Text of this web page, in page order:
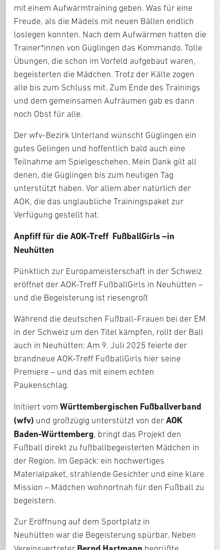
mit einem Aufwärmtraining geben. Was für eine
Freude, als die Mädels mit neuen Bällen endlich
loslegen konnten. Nach dem Aufwärmen hatten die
Trainer*innen von Güglingen das Kommando. Tolle
Übungen, die schon im Vorfeld aufgebaut waren,
begeisterten die Mädchen. Trotz der Kälte zogen
alle bis zum Schluss mit. Zum Ende des Trainings
und dem gemeinsamen Aufräumen gab es dann
noch Obst für alle.
Der wfv-Bezirk Unterland wünscht Güglingen ein
gutes Gelingen und hoffentlich bald auch eine
Teilnahme am Spielgeschehen. Mein Dank gilt all
denen, die Güglingen bis zum heutigen Tag
unterstützt haben. Vor allem aber natürlich der
AOK, die das unglaubliche Trainingspaket zur
Verfügung gestellt hat.
Anpfiff für die AOK-Treff FußballGirls –in
Neuhütten
Pünktlich zur Europameisterschaft in der Schweiz
eröffnet der AOK-Treff FußballGirls in Neuhütten –
und die Begeisterung ist riesengroß
Während die deutschen Fußball-Frauen bei der EM
in der Schweiz um den Titel kämpfen, rollt der Ball
auch in Neuhütten: Am 9. Juli 2025 feierte der
brandneue AOK-Treff FußballGirls hier seine
Premiere – und das mit einem echten
Paukenschlag.
Initiiert vom Württembergischen Fußballverband
(wfv) und großzügig unterstützt von der AOK
Baden-Württemberg, bringt das Projekt den
Fußball direkt zu fußballbegeisterten Mädchen in
der Region. Im Gepäck: ein hochwertiges
Materialpaket, strahlende Gesichter und eine klare
Mission – Mädchen wohnortnah für den Fußball zu
begeistern.
Zur Eröffnung auf dem Sportplatz in
Neuhütten war die Begeisterung spürbar. Neben